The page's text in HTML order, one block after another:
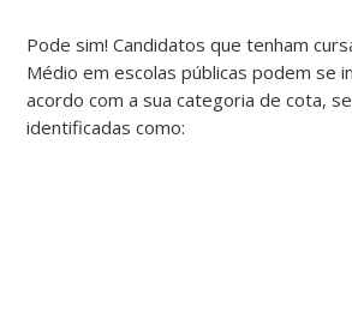
Pode sim! Candidatos que tenham
Médio em escolas públicas podem se
acordo com a sua categoria de cota,
identificadas como: